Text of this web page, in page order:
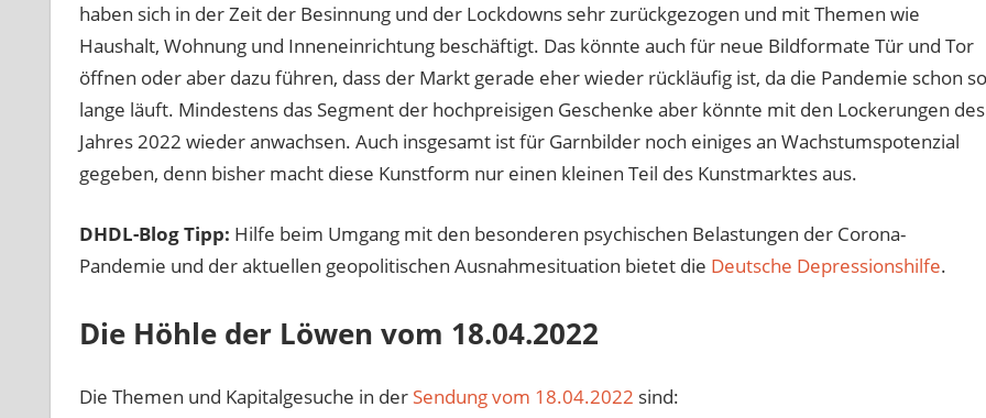
haben sich in der Zeit der Besinnung und der Lockdowns sehr zurückgezogen und mit Themen wie
Haushalt, Wohnung und Inneneinrichtung beschäftigt. Das könnte auch für neue Bildformate Tür und Tor
öffnen oder aber dazu führen, dass der Markt gerade eher wieder rückläufig ist, da die Pandemie schon so
lange läuft. Mindestens das Segment der hochpreisigen Geschenke aber könnte mit den Lockerungen des
Jahres 2022 wieder anwachsen. Auch insgesamt ist für Garnbilder noch einiges an Wachstumspotenzial
gegeben, denn bisher macht diese Kunstform nur einen kleinen Teil des Kunstmarktes aus.
DHDL-Blog Tipp: Hilfe beim Umgang mit den besonderen psychischen Belastungen der Corona-
Pandemie und der aktuellen geopolitischen Ausnahmesituation bietet die Deutsche Depressionshilfe.
Die Höhle der Löwen vom 18.04.2022
Die Themen und Kapitalgesuche in der Sendung vom 18.04.2022 sind: